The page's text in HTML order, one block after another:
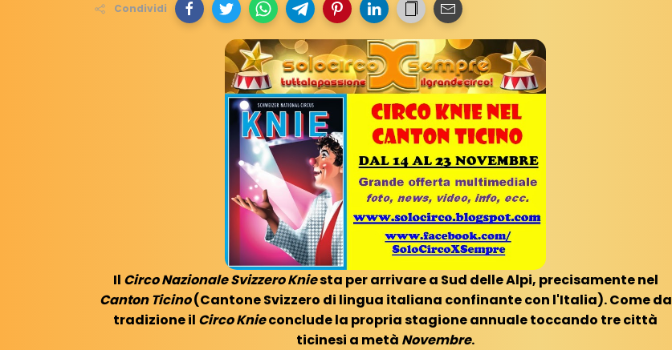
Condividi
Il Circo Nazionale Svizzero Kniesta per arrivare a Sud delle Alpi, precisamente nel
Canton Ticino(Cantone Svizzero di lingua italiana confinante con l'Italia). Come da
tradizione il Circo Knieconclude la propria stagione annuale toccando tre città
ticinesi a metà Novembre.